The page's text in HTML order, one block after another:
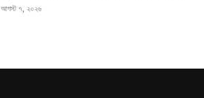
আগস্ট ৭, ২০২৬